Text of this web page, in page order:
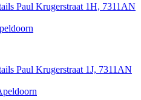
Paul Krugerstraat 1H, 7311AN
Paul Krugerstraat 1J, 7311AN